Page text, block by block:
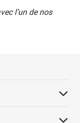
l’un de nos